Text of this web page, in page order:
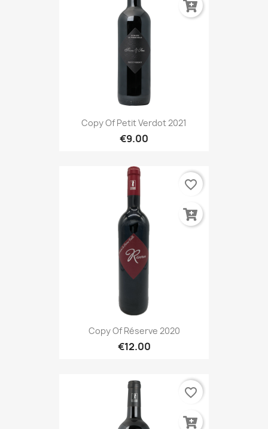
Copy Of Petit Verdot 2021
€9.00
Copy Of Réserve 2020
€12.00
favorite_border
favorite_border